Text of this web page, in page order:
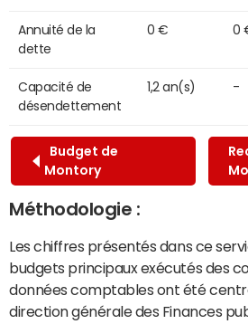
Annuité de la
dette
0 € 0
Capacité de
désendettement
1,2 an(s) -
Budget de
Montory
Méthodologie :
Les chiffres présentés dans ce
budgets principaux exécutés des
données comptables ont été
direction générale des Finances